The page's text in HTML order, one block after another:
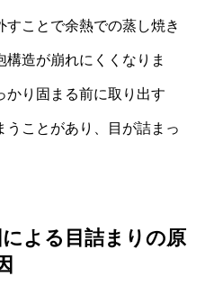
ことで余熱での蒸し焼き
造が崩れにくくなりま
かり固まる前に取り出す
うことがあり、目が詰まっ
よる目詰まりの原